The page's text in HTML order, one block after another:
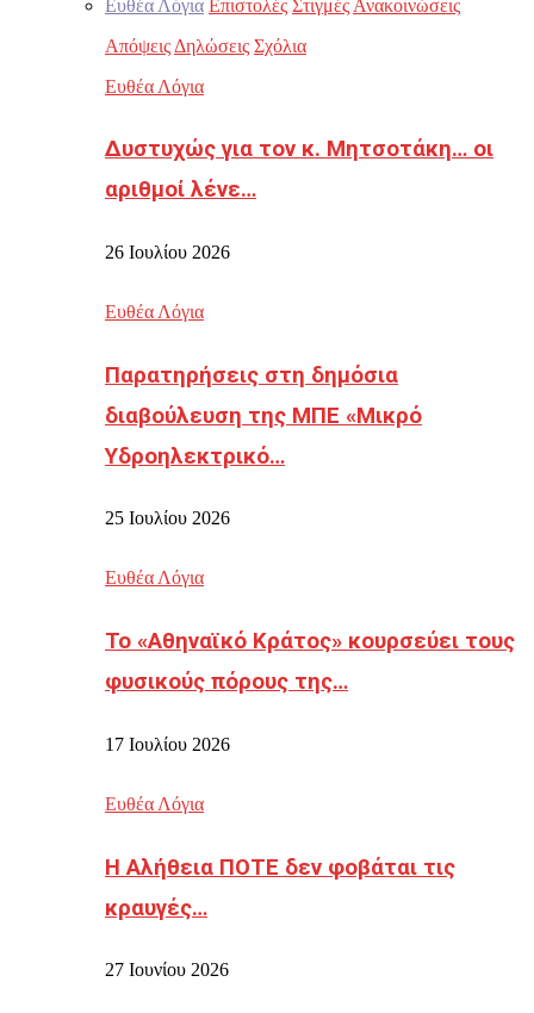
Ευθέα Λόγια Επιστολές Στιγμές Ανακοινώσεις
Απόψεις Δηλώσεις Σχόλια
Ευθέα Λόγια
Δυστυχώς για τον κ. Μητσοτάκη… οι
αριθμοί λένε…
26 Ιουλίου 2026
Ευθέα Λόγια
Παρατηρήσεις στη δημόσια
διαβούλευση της ΜΠΕ «Μικρό
Υδροηλεκτρικό…
25 Ιουλίου 2026
Ευθέα Λόγια
Το «Αθηναϊκό Κράτος» κουρσεύει τους
φυσικούς πόρους της…
17 Ιουλίου 2026
Ευθέα Λόγια
Η Αλήθεια ΠΟΤΕ δεν φοβάται τις
κραυγές…
27 Ιουνίου 2026